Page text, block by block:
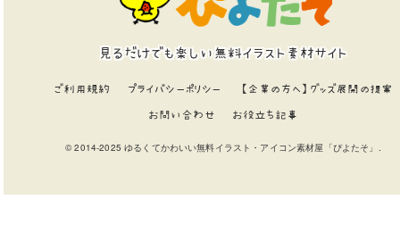
見るだけでも楽しい無料イラスト素材サイト
ご利用規約 プライバシーポリシー 【企業の方へ】グッズ展開の提案
お問い合わせ お役立ち記事
© 2014-2025 ゆるくてかわいい無料イラスト・アイコン素材屋「ぴよたそ」.